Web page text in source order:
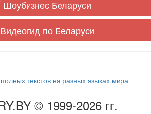
Шоубизнес Беларуси
Видеогид по Беларуси
© 1999-2026 гг.